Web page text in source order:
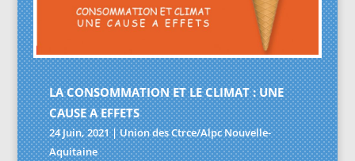
LA CONSOMMATION ET LE CLIMAT : UNE
CAUSE A EFFETS
24 Juin, 2021|Union des Ctrce/Alpc Nouvelle-
Aquitaine